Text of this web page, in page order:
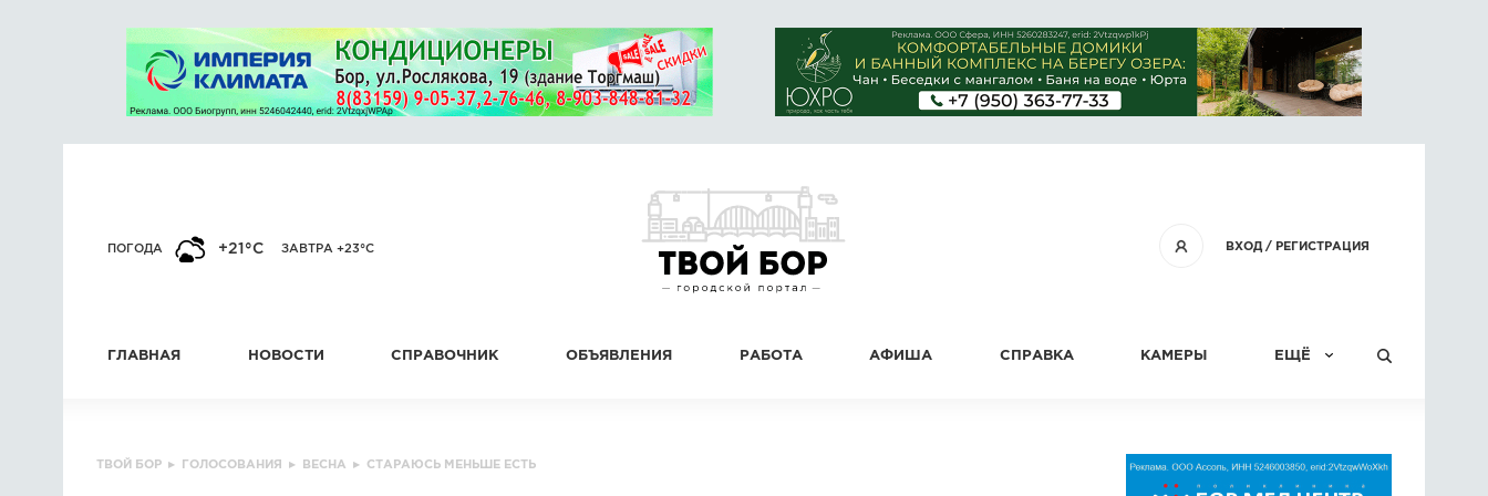
ВХОД/ РЕГИСТРАЦИЯ
ПОГОДА +21°C ЗАВТРА +23°C
ГЛАВНАЯ НОВОСТИ СПРАВОЧНИК ОБЪЯВЛЕНИЯ РАБОТА АФИША СПРАВКА КАМЕРЫ ЕЩЁ
СТАТЬИ
ТВОЙ БОР ▸ ГОЛОСОВАНИЯ ▸ ВЕСНА ▸ СТАРАЮСЬ МЕНЬШЕ ЕСТЬ